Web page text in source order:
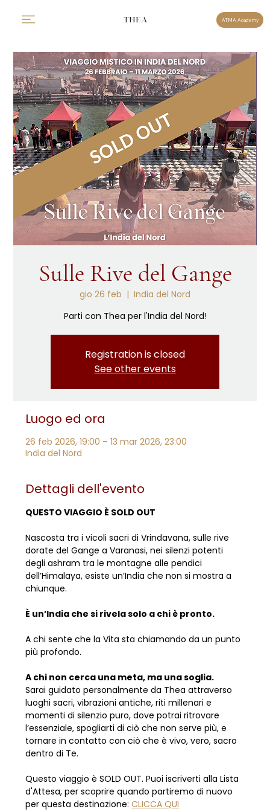
THEA ATMA Academy
Sulle Rive del Gange
gio 26 feb
  |
India del Nord
Parti con Thea per l'India del Nord!
Registration is closed
See other events
Luogo ed ora
26 feb 2026, 19:00 – 13 mar 2026, 23:00
India del Nord
Dettagli dell'evento
QUESTO VIAGGIO È SOLD OUT
Nascosta tra i vicoli sacri di Vrindavana, sulle rive
dorate del Gange a Varanasi, nei silenzi potenti
degli ashram tra le montagne alle pendici
dell’Himalaya, esiste un’India che non si mostra a
chiunque.
È un’India che si rivela solo a chi è pronto.
A chi sente che la Vita sta chiamando da un punto
più profondo.
A chi non cerca una meta, ma una soglia.
Sarai guidato personalmente da Thea attraverso
luoghi sacri, vibrazioni antiche, riti millenari e
momenti di silenzio puro, dove potrai ritrovare
l’essenziale, spogliarti di ciò che non serve più, e
tornare in contatto con ciò che è vivo, vero, sacro
dentro di Te.
Questo viaggio è SOLD OUT. Puoi iscriverti alla Lista
d'Attesa, per scoprire quando partiremo di nuovo
per questa destinazione: CLICCA QUI